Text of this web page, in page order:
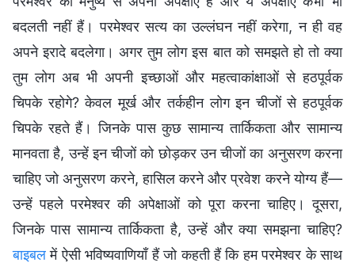
बदलती नहीं हैं। परमेश्वर सत्य का उल्लंघन नहीं करेगा, न ही वह
अपने इरादे बदलेगा। अगर तुम लोग इस बात को समझते हो तो क्या
तुम लोग अब भी अपनी इच्छाओं और महत्वाकांक्षाओं से हठपूर्वक
चिपके रहोगे? केवल मूर्ख और तर्कहीन लोग इन चीजों से हठपूर्वक
चिपके रहते हैं। जिनके पास कुछ सामान्य तार्किकता और सामान्य
मानवता है, उन्हें इन चीजों को छोड़कर उन चीजों का अनुसरण करना
चाहिए जो अनुसरण करने, हासिल करने और प्रवेश करने योग्य हैं—
उन्हें पहले परमेश्वर की अपेक्षाओं को पूरा करना चाहिए। दूसरा,
जिनके पास सामान्य तार्किकता है, उन्हें और क्या समझना चाहिए?
बाइबलमें ऐसी भविष्यवाणियाँ हैं जो कहती हैं कि हम परमेश्वर के साथ